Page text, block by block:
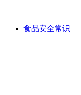
食品安全常识